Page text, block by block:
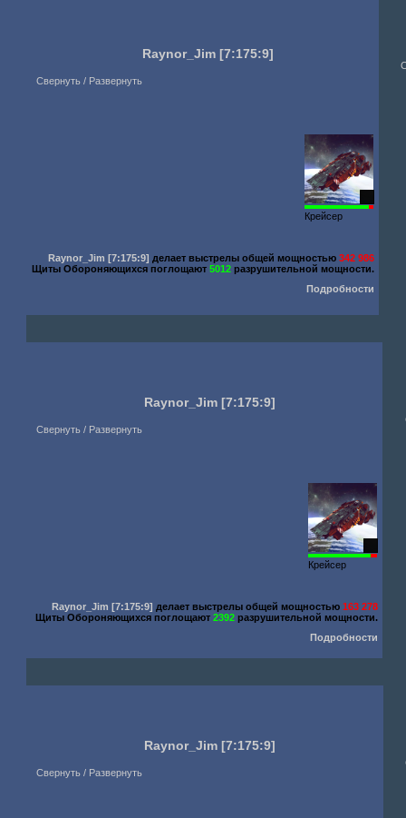
Raynor_Jim [7:175:9]
Свернуть / Развернуть
Крейсер
Raynor_Jim [7:175:9] делает выстрелы общей мощностью342 986
Щиты Обороняющихся поглощают5012 разрушительной мощности.
Подробности
Raynor_Jim [7:175:9]
Свернуть / Развернуть
Крейсер
Raynor_Jim [7:175:9] делает выстрелы общей мощностью163 278
Щиты Обороняющихся поглощают2392 разрушительной мощности.
Подробности
Raynor_Jim [7:175:9]
Свернуть / Развернуть